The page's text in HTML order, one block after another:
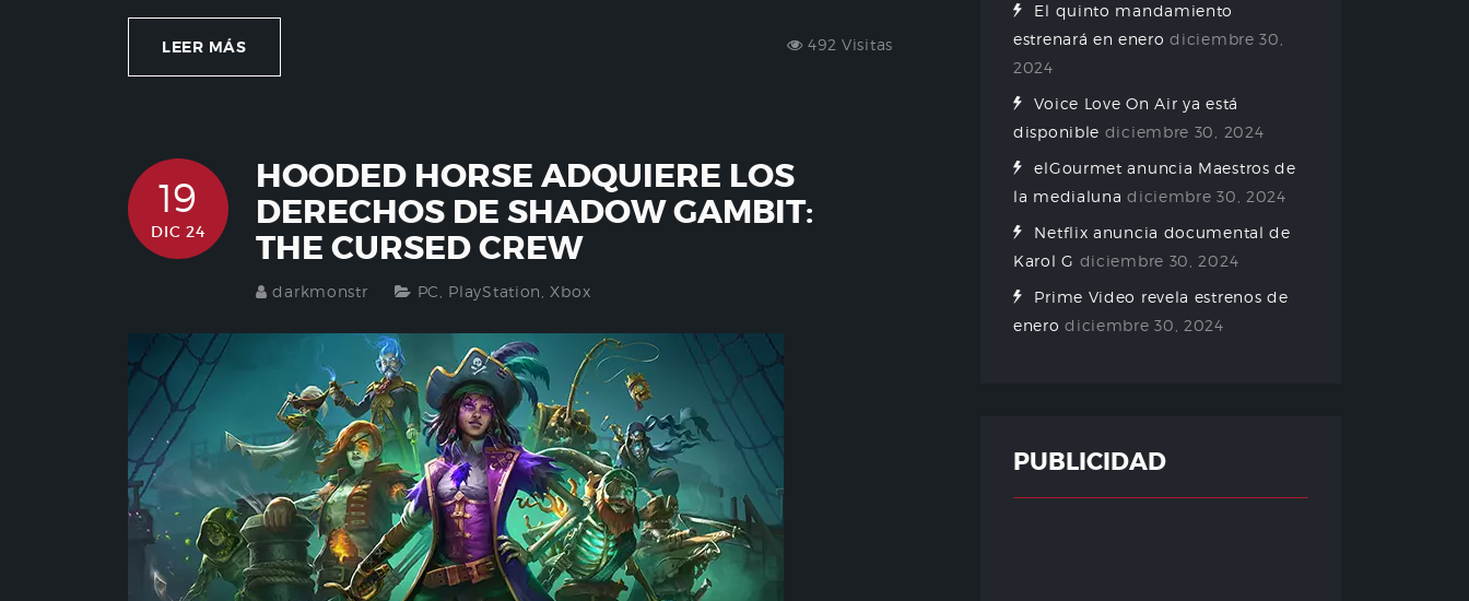
LEER MÁS 492 Visitas
19
DIC 24
HOODED HORSE ADQUIERE LOS
DERECHOS DE SHADOW GAMBIT:
THE CURSED CREW
darkmonstr PC PlayStation Xbox
El quinto mandamiento
estrenará en enero diciembre 30,
2024
Voice Love On Air ya está
disponible diciembre 30, 2024
elGourmet anuncia Maestros de
la medialuna diciembre 30, 2024
Netflix anuncia documental de
Karol G diciembre 30, 2024
Prime Video revela estrenos de
enero diciembre 30, 2024
PUBLICIDAD